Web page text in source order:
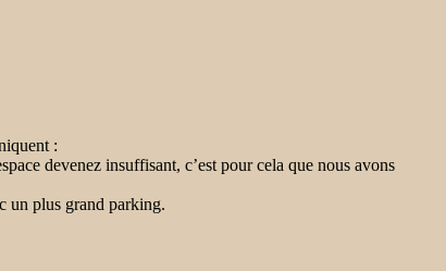
:
devenez insuffisant, c’est pour cela que nous avons
un plus grand parking.